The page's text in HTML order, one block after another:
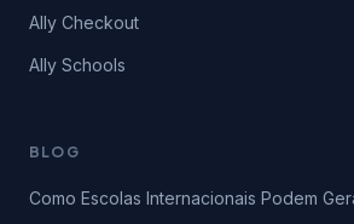
Ally Checkout
Ally Schools
BLOG
Como Escolas Internacionais Podem